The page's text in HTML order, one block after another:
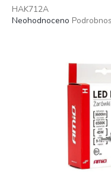
HAK712A
Průměrné
Neohodnoceno